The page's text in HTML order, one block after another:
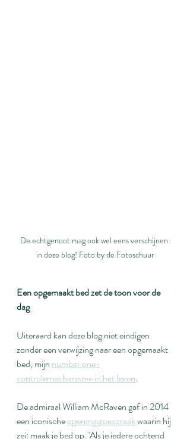
De echtgenoot mag ook wel eens verschijnen
in deze blog! Foto by de Fotoschuur
Een opgemaakt bed zet de toon voor de
dag
Uiteraard kan deze blog niet eindigen
zonder een verwijzing naar een opgemaakt
bed, mijn number one-
controlemechanisme in het leven.
De admiraal William McRaven gaf in 2014
een iconische openingstoespraak waarin hij
zei: maak je bed op. 'Als je iedere ochtend